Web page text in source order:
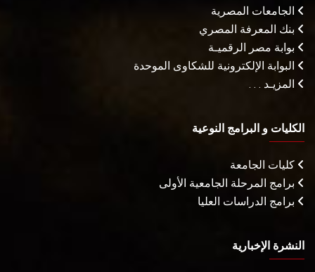
الجامعات المصرية
بنك المعرفة المصري
بوابة مصر الرقميـة
البوابة الإلكترونية للشكاوى الموحدة
المزيـد . . .
الكليات و البرامج النوعية
كليات الجامعة
برامج المرحلة الجامعية الأولى
برامج الدراسات العليا
النشرة الإخبارية